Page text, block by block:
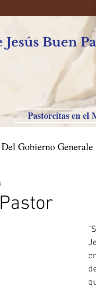
Buen
Pastorcitas en el
Del Gobierno Generale
do Sul